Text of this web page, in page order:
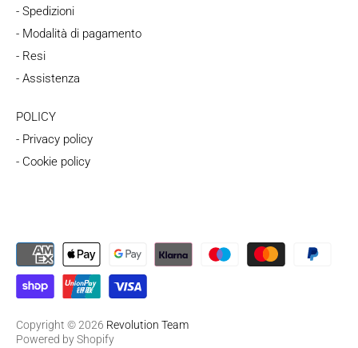
- Spedizioni
- Modalità di pagamento
- Resi
- Assistenza
POLICY
- Privacy policy
- Cookie policy
Copyright © 2026 Revolution Team
Powered by Shopify